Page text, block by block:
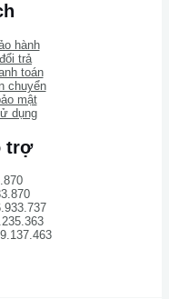
hành
trả
toán
chuyển
mật
dụng
trợ